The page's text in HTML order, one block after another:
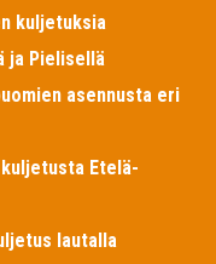
kuljetuksia
ja Pielisellä
asennusta eri
Etelä-
lautalla